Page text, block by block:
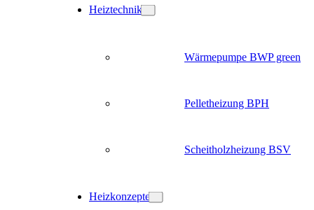
Heiztechnik
Wärmepumpe BWP green
Pelletheizung BPH
Scheitholzheizung BSV
Heizkonzepte